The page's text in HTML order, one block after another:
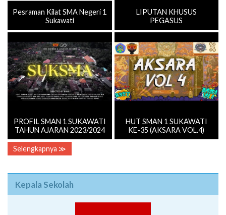
Pesraman Kilat SMA Negeri 1
Sukawati
LIPUTAN KHUSUS
PEGASUS
PROFIL SMAN 1 SUKAWATI
TAHUN AJARAN 2023/2024
HUT SMAN 1 SUKAWATI
KE-35 (AKSARA VOL.4)
Selengkapnya ≫
Kepala Sekolah